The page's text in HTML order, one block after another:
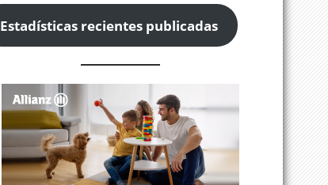
Estadísticas recientes publicadas